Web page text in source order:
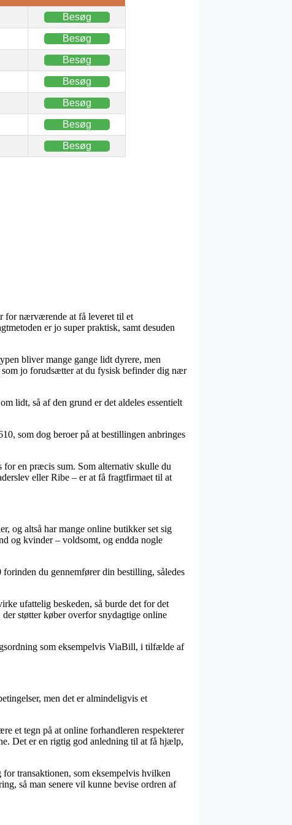
Besøg
Besøg
Besøg
Besøg
Besøg
Besøg
Besøg
for nærværende at få leveret til et
er jo super praktisk, samt desuden
bliver mange gange lidt dyrere, men
jo forudsætter at du fysisk befinder dig nær
lidt, så af den grund er det aldeles essentielt
som dog beroer på at bestillingen anbringes
for en præcis sum. Som alternativ skulle du
eller Ribe – er at få fragtfirmaet til at
og altså har mange online butikker set sig
og kvinder – voldsomt, og endda nogle
du gennemfører din bestilling, således
ufattelig beskeden, så burde det for det
støtter køber overfor snydagtige online
som eksempelvis ViaBill, i tilfælde af
men det er almindeligvis et
et tegn på at online forhandleren respekterer
Det er en rigtig god anledning til at få hjælp,
transaktionen, som eksempelvis hvilken
så man senere vil kunne bevise ordren af